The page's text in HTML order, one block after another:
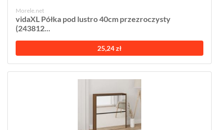
Morele.net
vidaXL Półka pod lustro 40cm przezroczysty
(243812...
25,24 zł